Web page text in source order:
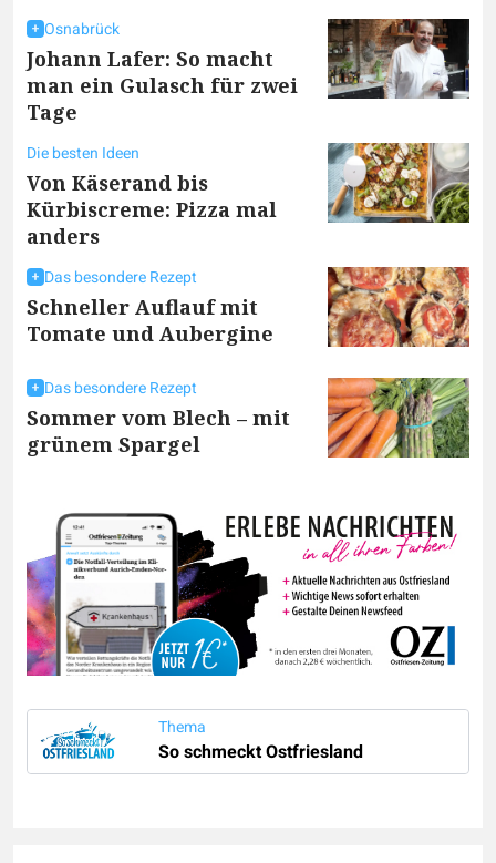
Osnabrück
Johann Lafer: So macht
man ein Gulasch für zwei
Tage
Die besten Ideen
Von Käserand bis
Kürbiscreme: Pizza mal
anders
Das besondere Rezept
Schneller Auflauf mit
Tomate und Aubergine
Das besondere Rezept
Sommer vom Blech – mit
grünem Spargel
Thema
So schmeckt Ostfriesland